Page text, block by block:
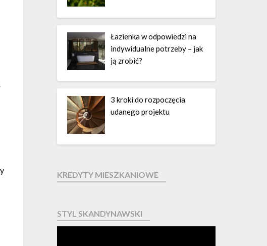
Łazienka w odpowiedzi na
indywidualne potrzeby – jak
ją zrobić?
3 kroki do rozpoczęcia
udanego projektu
KREDYTY MIESZKANIOWE
STYL SKANDYNAWSKI